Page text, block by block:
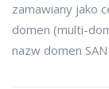
zamawiany jako
domen (multi-
nazw domen